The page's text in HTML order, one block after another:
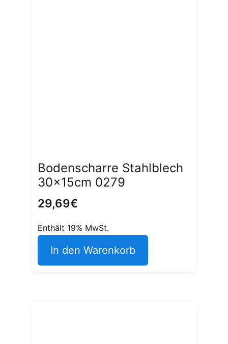
Bodenscharre Stahlblech
30x15cm 0279
29,69€
Enthält 19% MwSt.
In den Warenkorb